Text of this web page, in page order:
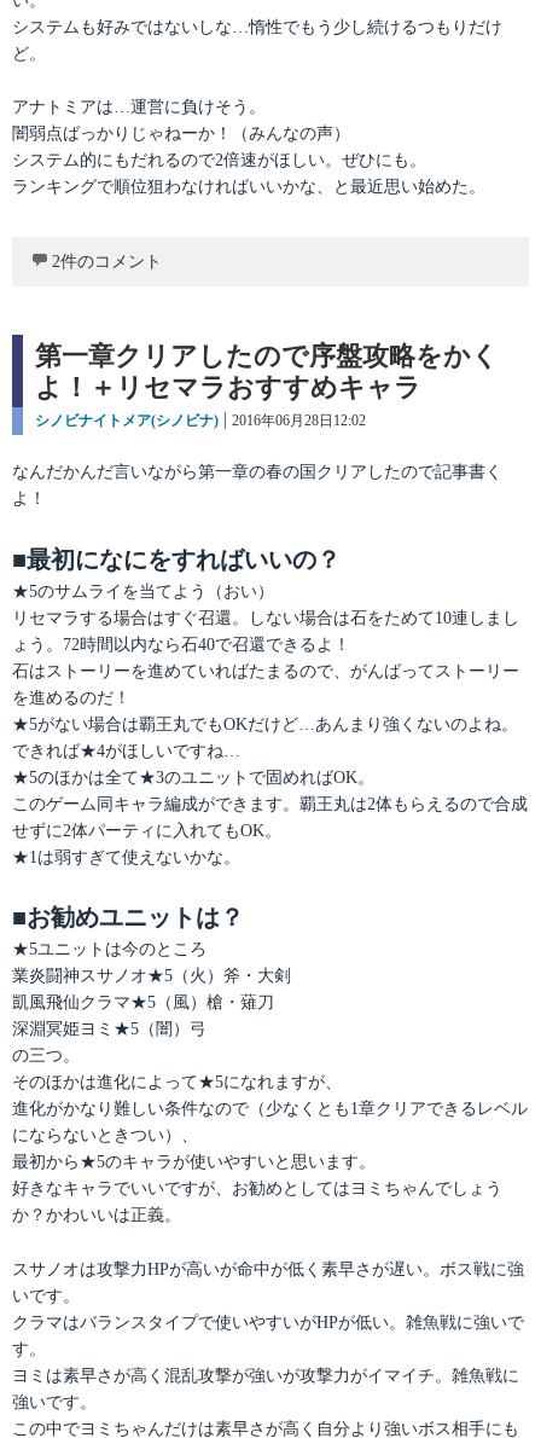
システムも好みではないしな…惰性でもう少し続けるつもりだけ
ど。
アナトミアは…運営に負けそう。
闇弱点ばっかりじゃねーか！（みんなの声）
システム的にもだれるので2倍速がほしい。ぜひにも。
ランキングで順位狙わなければいいかな、と最近思い始めた。
2件のコメント
第一章クリアしたので序盤攻略をかく
よ！＋リセマラおすすめキャラ
カ
ゴ
リ
シノビナイトメア(シノビナ)
投
日:
2016年06月28日12:02
なんだかんだ言いながら第一章の春の国クリアしたので記事書く
よ！
■最初になにをすればいいの？
★5のサムライを当てよう（おい）
リセマラする場合はすぐ召還。しない場合は石をためて10連しまし
ょう。72時間以内なら石40で召還できるよ！
石はストーリーを進めていればたまるので、がんばってストーリー
を進めるのだ！
★5がない場合は覇王丸でもOKだけど…あんまり強くないのよね。
できれば★4がほしいですね…
★5のほかは全て★3のユニットで固めればOK。
このゲーム同キャラ編成ができます。覇王丸は2体もらえるので合成
せずに2体パーティに入れてもOK。
★1は弱すぎて使えないかな。
■お勧めユニットは？
★5ユニットは今のところ
業炎闘神スサノオ★5（火）斧・大剣
凱風飛仙クラマ★5（風）槍・薙刀
深淵冥姫ヨミ★5（闇）弓
の三つ。
そのほかは進化によって★5になれますが、
進化がかなり難しい条件なので（少なくとも1章クリアできるレベル
にならないときつい）、
最初から★5のキャラが使いやすいと思います。
好きなキャラでいいですが、お勧めとしてはヨミちゃんでしょう
か？かわいいは正義。
スサノオは攻撃力HPが高いが命中が低く素早さが遅い。ボス戦に強
いです。
クラマはバランスタイプで使いやすいがHPが低い。雑魚戦に強いで
す。
ヨミは素早さが高く混乱攻撃が強いが攻撃力がイマイチ。雑魚戦に
強いです。
この中でヨミちゃんだけは素早さが高く自分より強いボス相手にも